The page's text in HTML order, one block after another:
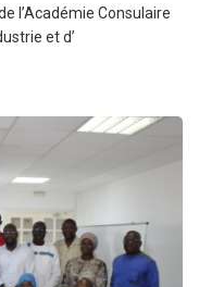
l’Académie Consulaire
et d’